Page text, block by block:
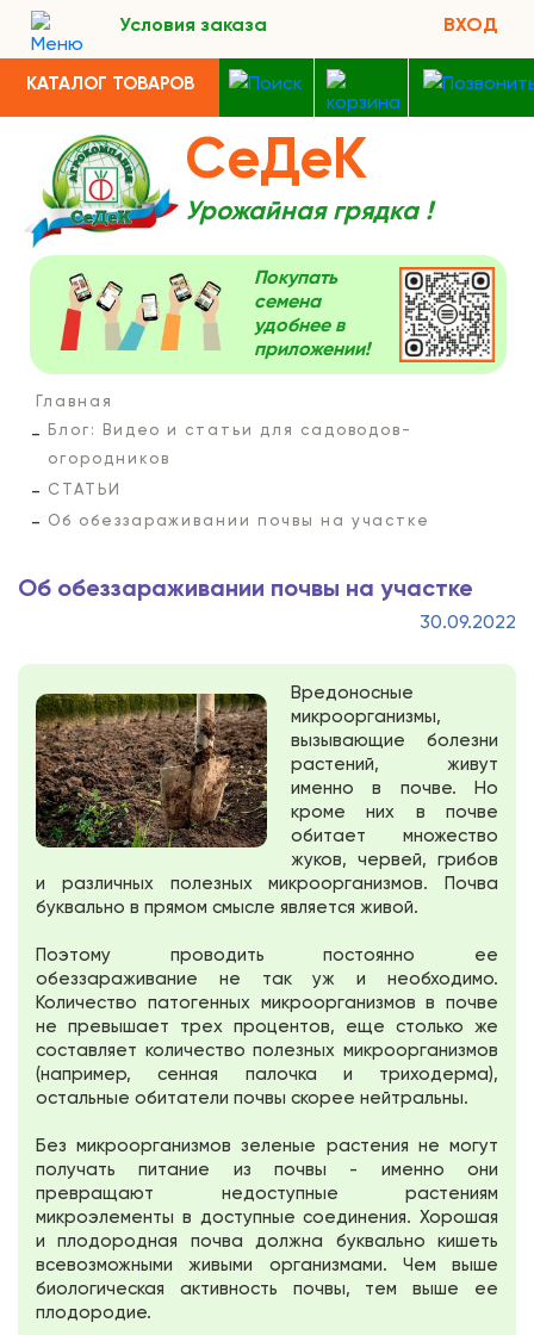
Условия заказа ВХОД
КАТАЛОГ ТОВАРОВ
СеДеК
Урожайная грядка !
Покупать
семена
удобнее в
приложении!
Главная
Блог: Видео и статьи для садоводов-
огородников
СТАТЬИ
Об обеззараживании почвы на участке
Об обеззараживании почвы на участке
30.09.2022
Вредоносные
микроорганизмы,
вызывающие болезни
растений, живут
именно в почве. Но
кроме них в почве
обитает множество
жуков, червей, грибов
и различных полезных микроорганизмов. Почва
буквально в прямом смысле является живой.
Поэтому проводить постоянно ее
обеззараживание не так уж и необходимо.
Количество патогенных микроорганизмов в почве
не превышает трех процентов, еще столько же
составляет количество полезных микроорганизмов
(например, сенная палочка и триходерма),
остальные обитатели почвы скорее нейтральны.
Без микроорганизмов зеленые растения не могут
получать питание из почвы - именно они
превращают недоступные растениям
микроэлементы в доступные соединения. Хорошая
и плодородная почва должна буквально кишеть
всевозможными живыми организмами. Чем выше
биологическая активность почвы, тем выше ее
плодородие.